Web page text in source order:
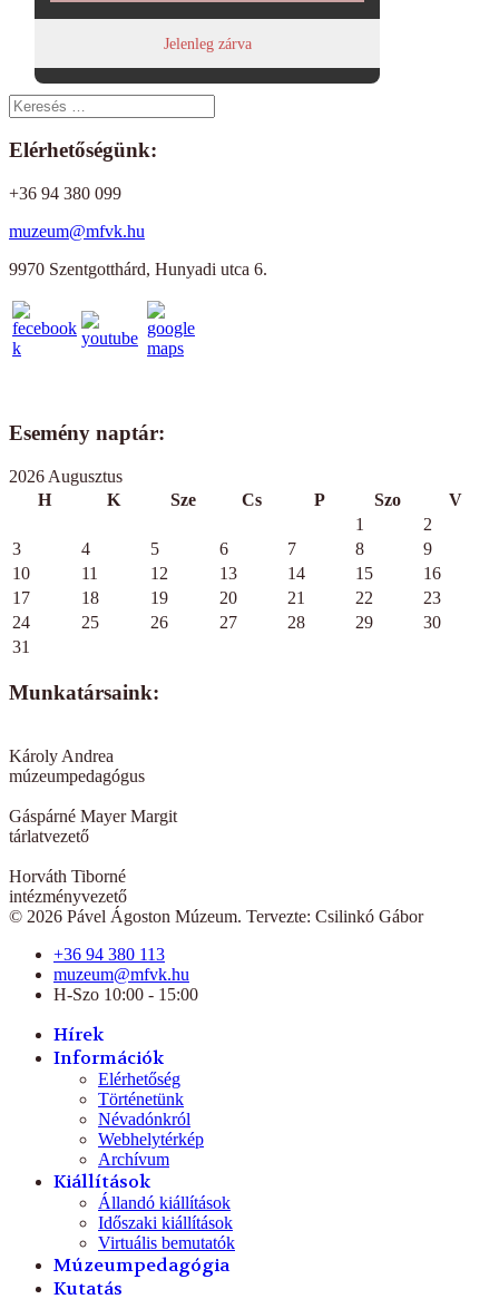
Jelenleg zárva
Elérhetőségünk:
+36 94 380 099
muzeum@mfvk.hu
9970 Szentgotthárd, Hunyadi utca 6.
Esemény naptár:
2026 Augusztus
H
K Sze Cs P Szo
V
1
2
3
4 5 6 7 8
9
10
11 12 13 14 15
16
17
18 19 20 21 22
23
24
25 26 27 28 29
30
31
Munkatársaink:
Károly Andrea
múzeumpedagógus
Gáspárné Mayer Margit
tárlatvezető
Horváth Tiborné
intézményvezető
© 2026 Pável Ágoston Múzeum. Tervezte: Csilinkó Gábor
+36 94 380 113
muzeum@mfvk.hu
H-Szo 10:00 - 15:00
Hírek
Információk
Elérhetőség
Történetünk
Névadónkról
Webhelytérkép
Archívum
Kiállítások
Állandó kiállítások
Időszaki kiállítások
Virtuális bemutatók
Múzeumpedagógia
Kutatás